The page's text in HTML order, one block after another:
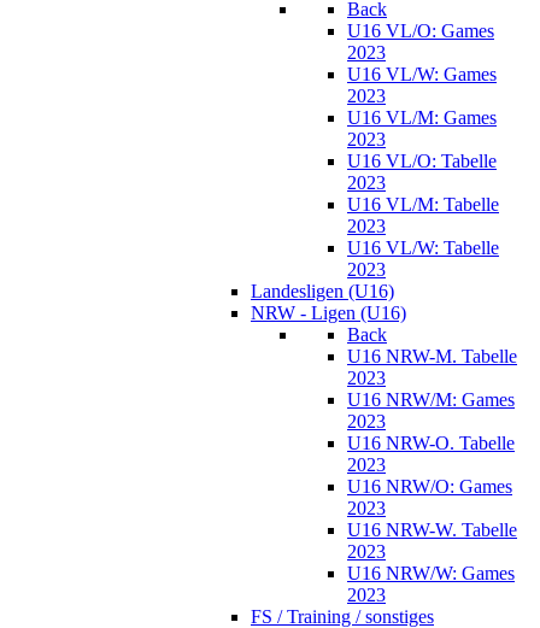
Back
U16 VL/O: Games
2023
U16 VL/W: Games
2023
U16 VL/M: Games
2023
U16 VL/O: Tabelle
2023
U16 VL/M: Tabelle
2023
U16 VL/W: Tabelle
2023
Landesligen (U16)
NRW - Ligen (U16)
Back
U16 NRW-M. Tabelle
2023
U16 NRW/M: Games
2023
U16 NRW-O. Tabelle
2023
U16 NRW/O: Games
2023
U16 NRW-W. Tabelle
2023
U16 NRW/W: Games
2023
FS / Training / sonstiges